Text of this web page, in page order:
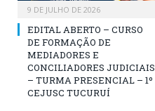
9 DE JULHO DE 2026
EDITAL ABERTO – CURSO
DE FORMAÇÃO DE
MEDIADORES E
CONCILIADORES JUDICIAIS
– TURMA PRESENCIAL – 1º
CEJUSC TUCURUÍ